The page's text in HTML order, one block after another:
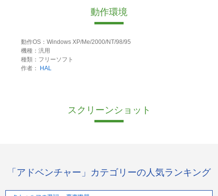
動作環境
動作OS：Windows XP/Me/2000/NT/98/95
機種：汎用
種類：フリーソフト
作者：
HAL
スクリーンショット
「アドベンチャー」カテゴリーの人気ランキング